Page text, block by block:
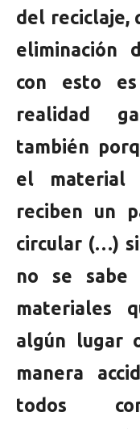
del reciclaje,
eliminación
con esto
realidad
también
el material
reciben un
circular (…)
no se sabe
materiales
algún lugar
manera
todos